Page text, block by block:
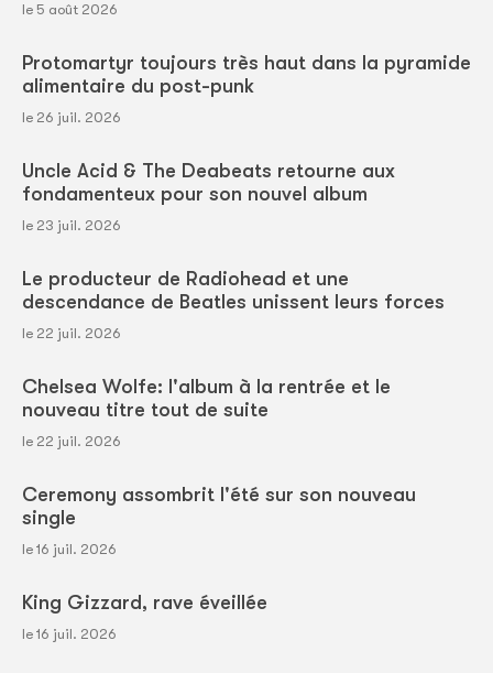
le 5 août 2026
Protomartyr toujours très haut dans la pyramide
alimentaire du post-punk
le 26 juil. 2026
Uncle Acid & The Deabeats retourne aux
fondamenteux pour son nouvel album
le 23 juil. 2026
Le producteur de Radiohead et une
descendance de Beatles unissent leurs forces
le 22 juil. 2026
Chelsea Wolfe: l'album à la rentrée et le
nouveau titre tout de suite
le 22 juil. 2026
Ceremony assombrit l'été sur son nouveau
single
le 16 juil. 2026
King Gizzard, rave éveillée
le 16 juil. 2026